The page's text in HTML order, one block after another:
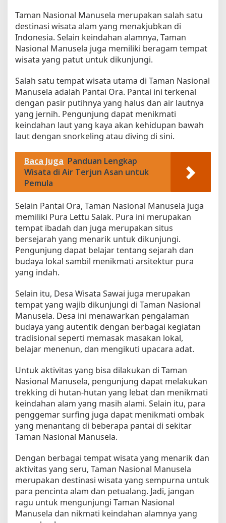
Taman Nasional Manusela merupakan salah satu
destinasi wisata alam yang menakjubkan di
Indonesia. Selain keindahan alamnya, Taman
Nasional Manusela juga memiliki beragam tempat
wisata yang patut untuk dikunjungi.
Salah satu tempat wisata utama di Taman Nasional
Manusela adalah Pantai Ora. Pantai ini terkenal
dengan pasir putihnya yang halus dan air lautnya
yang jernih. Pengunjung dapat menikmati
keindahan laut yang kaya akan kehidupan bawah
laut dengan snorkeling atau diving di sini.
Baca Juga Panduan Lengkap
Wisata di Air Terjun Asan untuk
Pemula
Selain Pantai Ora, Taman Nasional Manusela juga
memiliki Pura Lettu Salak. Pura ini merupakan
tempat ibadah dan juga merupakan situs
bersejarah yang menarik untuk dikunjungi.
Pengunjung dapat belajar tentang sejarah dan
budaya lokal sambil menikmati arsitektur pura
yang indah.
Selain itu, Desa Wisata Sawai juga merupakan
tempat yang wajib dikunjungi di Taman Nasional
Manusela. Desa ini menawarkan pengalaman
budaya yang autentik dengan berbagai kegiatan
tradisional seperti memasak masakan lokal,
belajar menenun, dan mengikuti upacara adat.
Untuk aktivitas yang bisa dilakukan di Taman
Nasional Manusela, pengunjung dapat melakukan
trekking di hutan-hutan yang lebat dan menikmati
keindahan alam yang masih alami. Selain itu, para
penggemar surfing juga dapat menikmati ombak
yang menantang di beberapa pantai di sekitar
Taman Nasional Manusela.
Dengan berbagai tempat wisata yang menarik dan
aktivitas yang seru, Taman Nasional Manusela
merupakan destinasi wisata yang sempurna untuk
para pencinta alam dan petualang. Jadi, jangan
ragu untuk mengunjungi Taman Nasional
Manusela dan nikmati keindahan alamnya yang